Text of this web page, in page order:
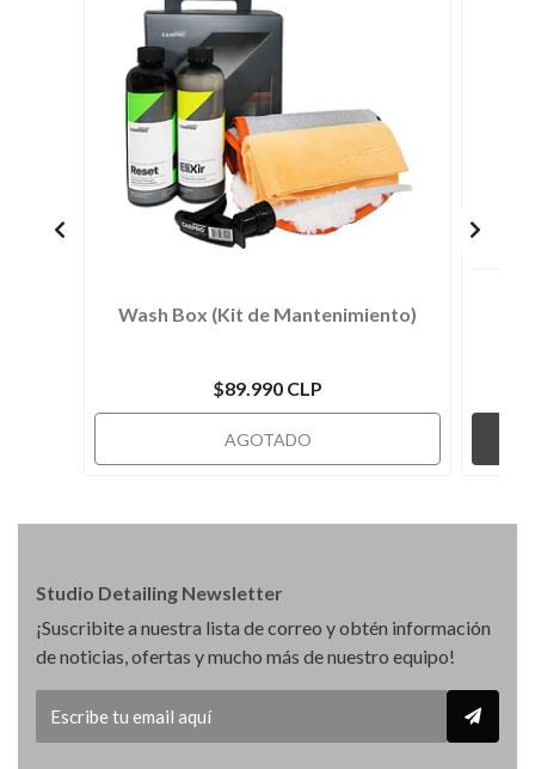
Wash Box (Kit de Mantenimiento)
$89.990 CLP
AGOTADO
Studio Detailing Newsletter
¡Suscribite a nuestra lista de correo y obtén información
de noticias, ofertas y mucho más de nuestro equipo!